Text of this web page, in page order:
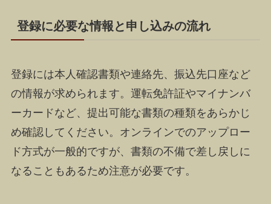
登録に必要な情報と申し込みの流れ
登録には本人確認書類や連絡先、振込先口座など
の情報が求められます。運転免許証やマイナンバ
ーカードなど、提出可能な書類の種類をあらかじ
め確認してください。オンラインでのアップロー
ド方式が一般的ですが、書類の不備で差し戻しに
なることもあるため注意が必要です。